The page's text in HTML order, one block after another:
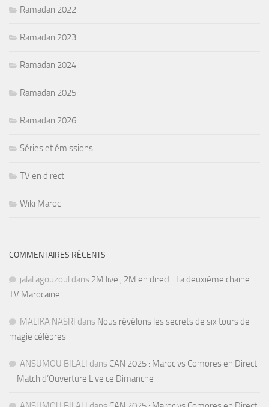
Ramadan 2022
Ramadan 2023
Ramadan 2024
Ramadan 2025
Ramadan 2026
Séries et émissions
TV en direct
Wiki Maroc
COMMENTAIRES RÉCENTS
jalal agouzoul dans 2M live , 2M en direct : La deuxième chaine
TV Marocaine
MALIKA NASRI dans Nous révélons les secrets de six tours de
magie célèbres
ANSUMOU BILALI dans CAN 2025 : Maroc vs Comores en Direct
– Match d’Ouverture Live ce Dimanche